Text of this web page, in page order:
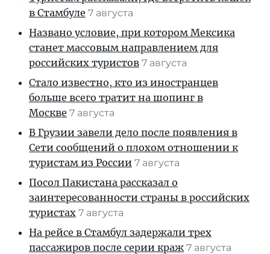
в Стамбуле 7 августа
Названо условие, при котором Мексика
станет массовым направлением для
российских туристов 7 августа
Стало известно, кто из иностранцев
больше всего тратит на шопинг в
Москве 7 августа
В Грузии завели дело после появления в
Сети сообщений о плохом отношении к
туристам из России 7 августа
Посол Пакистана рассказал о
заинтересованности страны в российских
туристах 7 августа
На рейсе в Стамбул задержали трех
пассажиров после серии краж 7 августа